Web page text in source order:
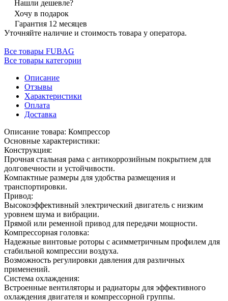
Нашли дешевле?
Хочу в подарок
Гарантия 12 месяцев
Уточняйте наличие и стоимость товара у оператора.
Все товары FUBAG
Все товары категории
Описание
Отзывы
Характеристики
Оплата
Доставка
Описание товара: Компрессор
Основные характеристики:
Конструкция:
Прочная стальная рама с антикоррозийным покрытием для
долговечности и устойчивости.
Компактные размеры для удобства размещения и
транспортировки.
Привод:
Высокоэффективный электрический двигатель с низким
уровнем шума и вибрации.
Прямой или ременной привод для передачи мощности.
Компрессорная головка:
Надежные винтовые роторы с асимметричным профилем для
стабильной компрессии воздуха.
Возможность регулировки давления для различных
применений.
Система охлаждения:
Встроенные вентиляторы и радиаторы для эффективного
охлаждения двигателя и компрессорной группы.